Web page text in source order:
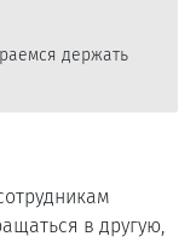
держать
в другую,